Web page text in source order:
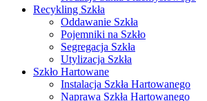
Recykling Szkła
Oddawanie Szkła
Pojemniki na Szkło
Segregacja Szkła
Utylizacja Szkła
Szkło Hartowane
Instalacja Szkła Hartowanego
Naprawa Szkła Hartowanego